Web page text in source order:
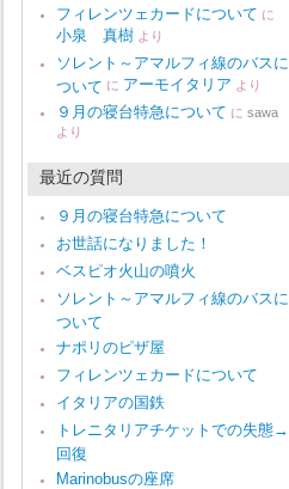
フィレンツェカードについて に
小泉 真樹 より
ソレント～アマルフィ線のバスに
ついて に アーモイタリア より
９月の寝台特急について に sawa
より
最近の質問
９月の寝台特急について
お世話になりました！
ベスピオ火山の噴火
ソレント～アマルフィ線のバスに
ついて
ナポリのピザ屋
フィレンツェカードについて
イタリアの国鉄
トレニタリアチケットでの失態→
回復
Marinobusの座席